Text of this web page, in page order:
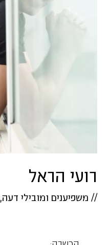
רועי הראל
// משפיענים ומובילי דעה,